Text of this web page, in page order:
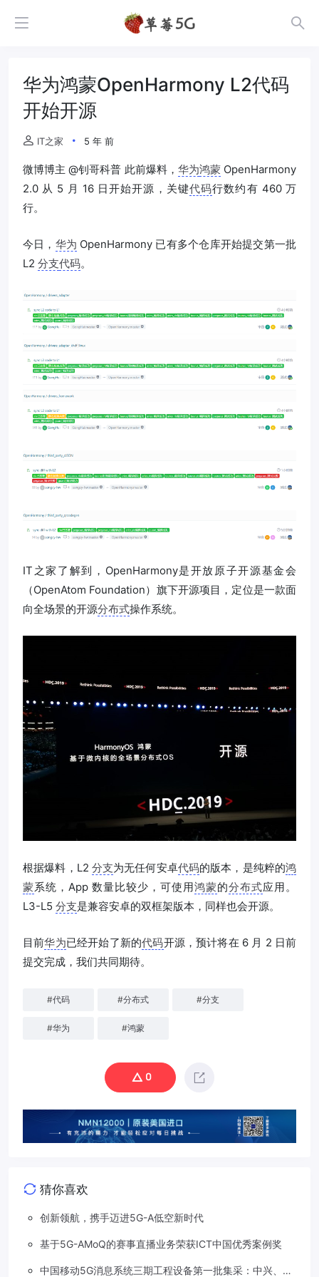
华为鸿蒙OpenHarmony L2代码
开始开源
IT之家 5 年 前
微博博主 @钊哥科普 此前爆料， 华为鸿蒙OpenHarmony
2.0 从 5 月 16 日开始开源，关键代码行数约有 460 万
行。
今日， 华为 OpenHarmony 已有多个仓库开始提交第一批
L2 分支代码。
IT之家了解到，OpenHarmony是开放原子开源基金会
（OpenAtom Foundation）旗下开源项目，定位是一款面
向全场景的开源分布式操作系统。
根据爆料，L2 分支为无任何安卓代码的版本，是纯粹的鸿
蒙系统，App 数量比较少，可使用鸿蒙的分布式应用。
L3-L5 分支是兼容安卓的双框架版本，同样也会开源。
目前华为已经开始了新的代码开源，预计将在 6 月 2 日前
提交完成，我们共同期待。
#代码 #分布式 #分支
#华为 #鸿蒙
0
猜你喜欢
创新领航，携手迈进5G-A低空新时代
基于5G-AMoQ的赛事直播业务荣获ICT中国优秀案例奖
中国移动5G消息系统三期工程设备第一批集采：中兴、华